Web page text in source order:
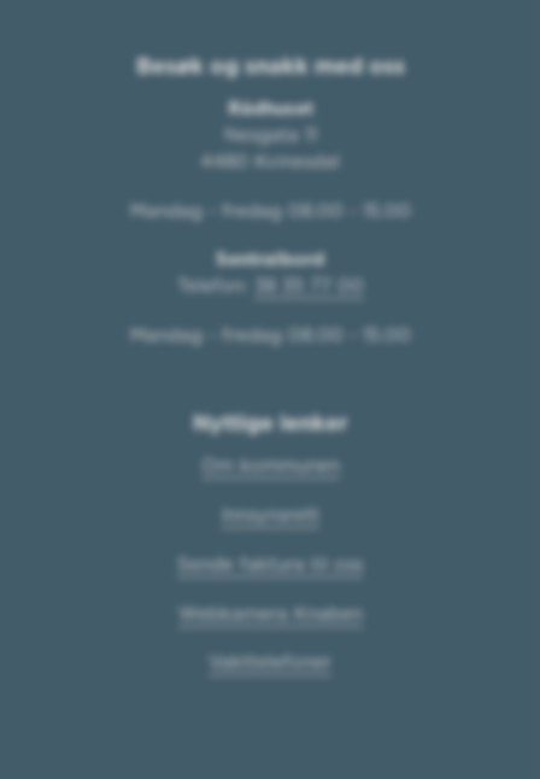
Besøk og snakk med oss
Rådhuset
Nesgata 11
4480 Kvinesdal
Mandag - fredag 08.00 - 15.00
Sentralbord
Telefon:
38 35 77 00
Mandag - fredag 08.00 - 15.00
Nyttige lenker
Om kommunen
Innsynsrett
Sende faktura til oss
Webkamera Knaben
Vakttelefoner